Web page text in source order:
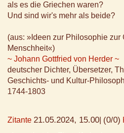
als es die Griechen waren?
Und sind wir's mehr als beide?
(aus: »Ideen zur Philosophie zur
Menschheit«)
~ Johann Gottfried von Herder ~
deutscher Dichter, Übersetzer,
Geschichts- und Kultur-
1744-1803
Zitante 21.05.2024, 15.00 (0/0)